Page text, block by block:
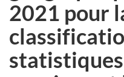
2021 pour